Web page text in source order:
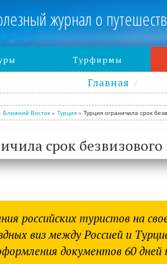
журнал о
Турфирмы
Главная
Ближний Восток» Турция» Турция ограничила срок
срок
российских туристов на
виз между Россией и
документов 60 дней